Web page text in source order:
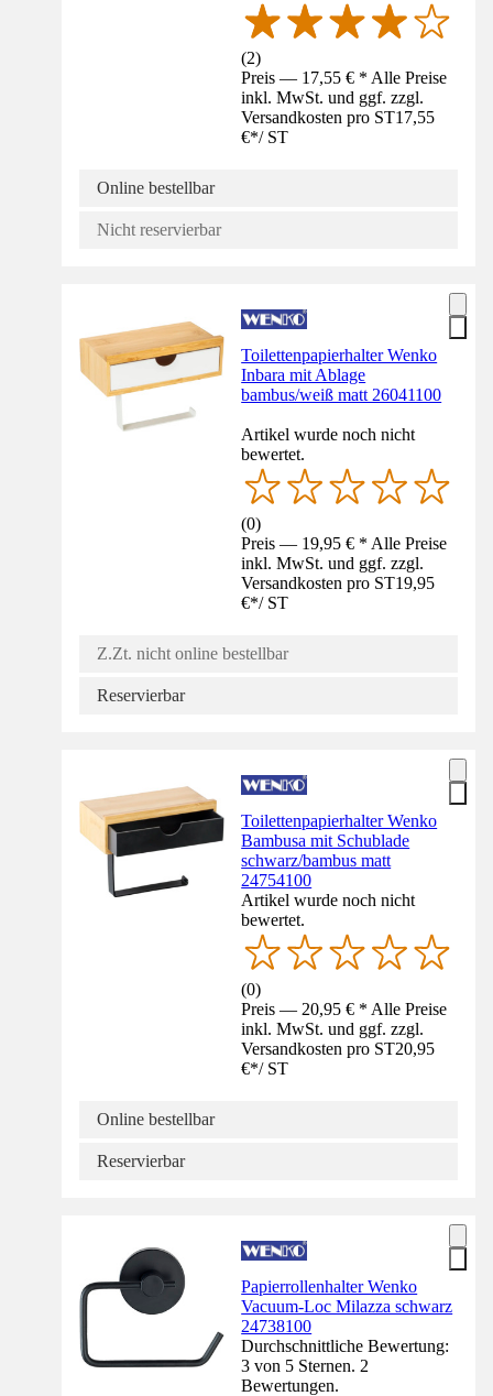
(2)
Preis — 17,55 € * Alle Preise
inkl. MwSt. und ggf. zzgl.
Versandkosten pro ST17,55
€*/ ST
Online bestellbar
Nicht reservierbar
Toilettenpapierhalter Wenko
Inbara mit Ablage
bambus/weiß matt 26041100
Artikel wurde noch nicht
bewertet.
(0)
Preis — 19,95 € * Alle Preise
inkl. MwSt. und ggf. zzgl.
Versandkosten pro ST19,95
€*/ ST
Z.Zt. nicht online bestellbar
Reservierbar
Toilettenpapierhalter Wenko
Bambusa mit Schublade
schwarz/bambus matt
24754100
Artikel wurde noch nicht
bewertet.
(0)
Preis — 20,95 € * Alle Preise
inkl. MwSt. und ggf. zzgl.
Versandkosten pro ST20,95
€*/ ST
Online bestellbar
Reservierbar
Papierrollenhalter Wenko
Vacuum-Loc Milazza schwarz
24738100
Durchschnittliche Bewertung:
3 von 5 Sternen. 2
Bewertungen.